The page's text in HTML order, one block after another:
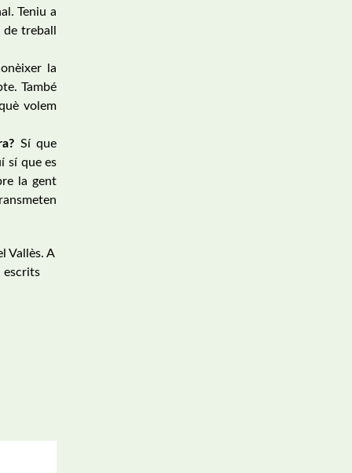
Teniu a
de treball
la
També
volem
Sí que
sí que es
la gent
Vallès. A
escrits